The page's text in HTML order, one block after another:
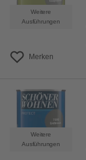
Weitere
Ausführungen
Merken
Weitere
Ausführungen